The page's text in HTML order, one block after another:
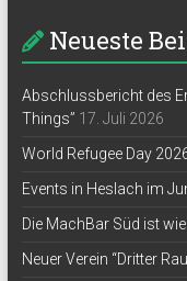
Neueste
Abschlussbericht des
Things” 17. Juli 2026
World Refugee Day
Events in Heslach im
Die MachBar Süd ist
Neuer Verein “Dritter